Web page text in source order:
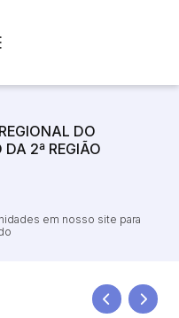
DO
2ª REGIÃO
em nosso site para